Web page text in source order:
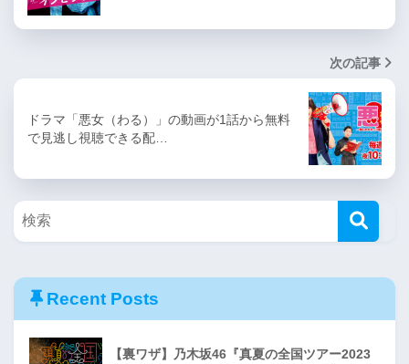
次の記事
ドラマ「悪女（わる）」の動画が1話から無料
で見逃し視聴できる配…
Recent Posts
【裏ワザ】乃木坂46『真夏の全国ツアー2023